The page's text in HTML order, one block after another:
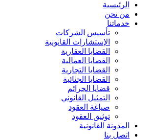
الرئيسية
من نحن
خدماتنا
تأسيس الشركات
الإستشارات القانونية
القضايا العقارية
القضايا العمالية
القضايا التجارية
القضايا الجنائية
قضايا الجرائم
التمثيل القانوني
صياغة العقود
توثيق العقود
المدونة القانونية
اتصل بنا